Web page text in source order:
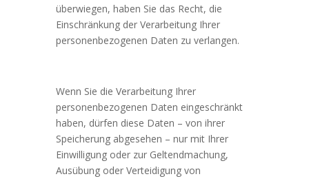
überwiegen, haben Sie das Recht, die
Einschränkung der Verarbeitung Ihrer
personenbezogenen Daten zu verlangen.
Wenn Sie die Verarbeitung Ihrer
personenbezogenen Daten eingeschränkt
haben, dürfen diese Daten – von ihrer
Speicherung abgesehen – nur mit Ihrer
Einwilligung oder zur Geltendmachung,
Ausübung oder Verteidigung von